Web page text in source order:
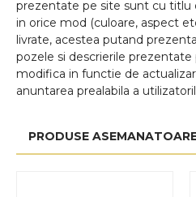
prezentate pe site sunt cu titlu
in orice mod (culoare, aspect
livrate, acestea putand
pozele si descrierile
modifica in functie de
anuntarea prealabila a
PRODUSE